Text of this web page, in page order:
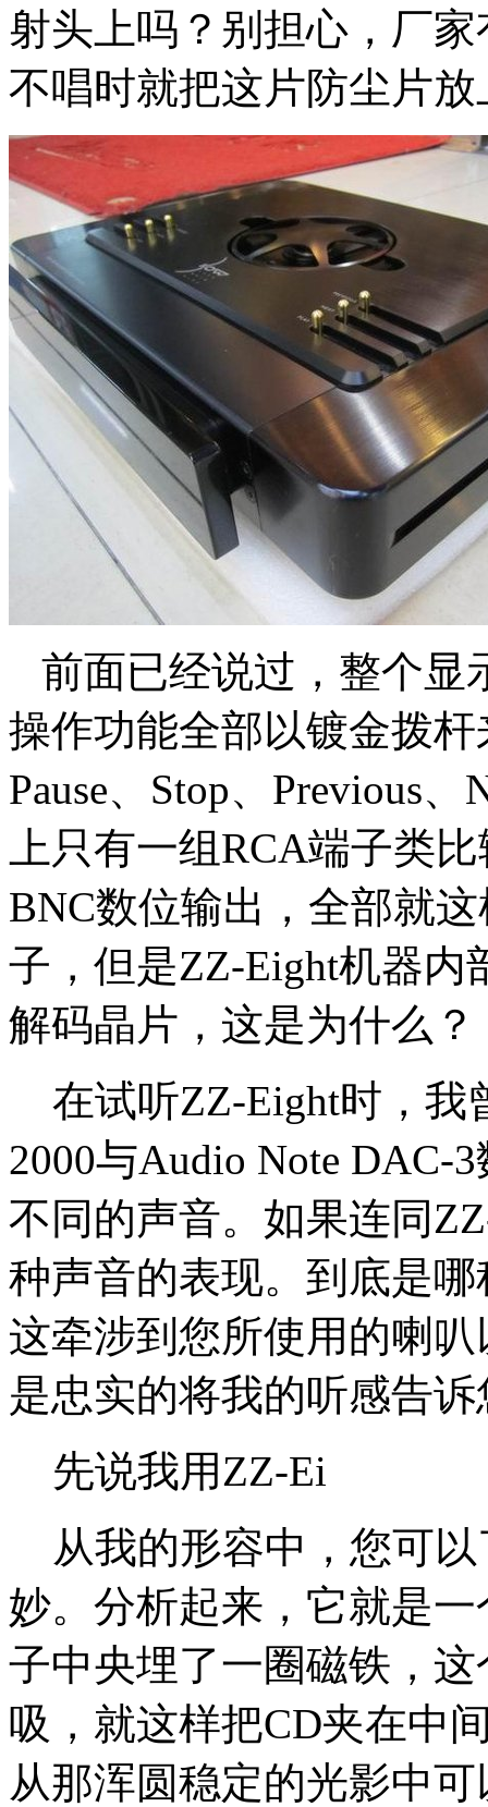
射头上吗？别担心，厂
不唱时就把这片防尘片
前面已经说过，整个显
操作功能全部以镀金拨
Pause、Stop、Previous
上只有一组RCA端子类
BNC数位输出，全部就
子，但是ZZ-Eight机器内
解码晶片，这是为什么？
在试听ZZ-Eight时，我
2000与Audio Note DAC-
不同的声音。如果连同
种声音的表现。到底是
这牵涉到您所使用的喇
是忠实的将我的听感告
先说我用ZZ-Ei
从我的形容中，您可以
妙。分析起来，它就是
子中央埋了一圈磁铁，
吸，就这样把CD夹在中
从那浑圆稳定的光影中